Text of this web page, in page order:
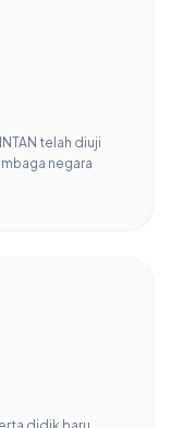
telah diuji
negara